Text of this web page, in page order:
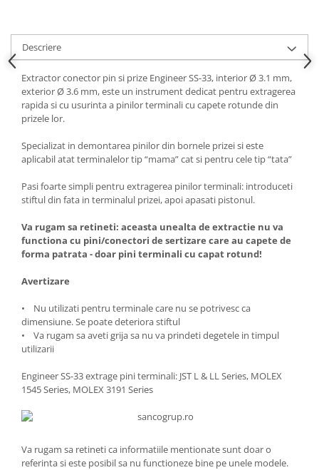
Descriere
Extractor conector pin si prize Engineer SS-33, interior Ø 3.1 mm,
exterior Ø 3.6 mm, este un instrument dedicat pentru extragerea
rapida si cu usurinta a pinilor terminali cu capete rotunde din
prizele lor.
Specializat in demontarea pinilor din bornele prizei si este
aplicabil atat terminalelor tip “mama” cat si pentru cele tip “tata”
Pasi foarte simpli pentru extragerea pinilor terminali: introduceti
stiftul din fata in terminalul prizei, apoi apasati pistonul.
Va rugam sa retineti: aceasta unealta de extractie nu va
functiona cu pini/conectori de sertizare care au capete de
forma patrata - doar pini terminali cu capat rotund!
Avertizare
• Nu utilizati pentru terminale care nu se potrivesc ca
dimensiune. Se poate deteriora stiftul
• Va rugam sa aveti grija sa nu va prindeti degetele in timpul
utilizarii
Engineer SS-33 extrage pini terminali: JST L & LL Series, MOLEX
1545 Series, MOLEX 3191 Series
Va rugam sa retineti ca informatiile mentionate sunt doar o
referinta si este posibil sa nu functioneze bine pe unele modele.